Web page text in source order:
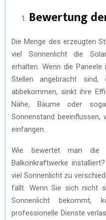
Bewertung
Die Menge des erzeugten
viel Sonnenlicht die
erhalten. Wenn die
Stellen angebracht sind,
abbekommen, sinkt ihre
Nähe, Bäume oder
Sonnenstand beeinflussen,
einfangen.
Wie bewertet man die
Balkonkraftwerke
viel Sonnenlicht zu
fällt. Wenn Sie sich nicht
Sonnenlicht
professionelle Dienste